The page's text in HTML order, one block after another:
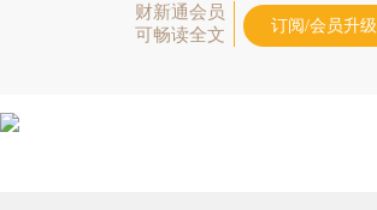
财新通会员
可畅读全文
订阅/会员升级